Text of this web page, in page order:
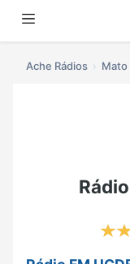
Ache Rádios Mato